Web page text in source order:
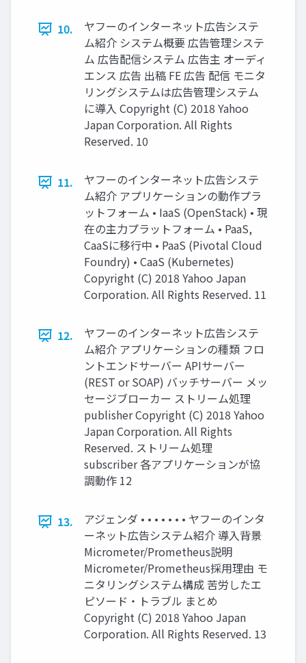
10.
ヤフーのインターネット広告システ
ム紹介 システム概要 広告管理システ
ム 広告配信システム 広告主 オーディ
エンス 広告 出稿 FE 広告 配信 モニタ
リングシステムは広告管理システム
に導入 Copyright (C) 2018 Yahoo
Japan Corporation. All Rights
Reserved. 10
11.
ヤフーのインターネット広告システ
ム紹介 アプリケーションの動作プラ
ットフォーム • IaaS (OpenStack) • 現
在の主力プラットフォーム • PaaS,
CaaSに移行中 • PaaS (Pivotal Cloud
Foundry) • CaaS (Kubernetes)
Copyright (C) 2018 Yahoo Japan
Corporation. All Rights Reserved. 11
12.
ヤフーのインターネット広告システ
ム紹介 アプリケーションの種類 フロ
ントエンドサーバー APIサーバー
(REST or SOAP) バッチサーバー メッ
セージブローカー ストリーム処理
publisher Copyright (C) 2018 Yahoo
Japan Corporation. All Rights
Reserved. ストリーム処理
subscriber 各アプリケーションが協
調動作 12
13.
アジェンダ • • • • • • • ヤフーのインタ
ーネット広告システム紹介 導入背景
Micrometer/Prometheus説明
Micrometer/Prometheus採用理由 モ
ニタリングシステム構成 苦労したエ
ピソード・トラブル まとめ
Copyright (C) 2018 Yahoo Japan
Corporation. All Rights Reserved. 13